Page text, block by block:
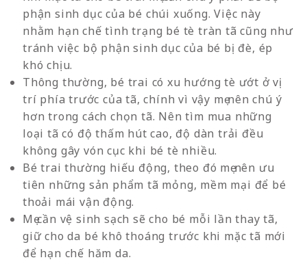
phận sinh dục của bé chúi xuống. Việc này
nhằm hạn chế tình trạng bé tè tràn tã cũng như
tránh việc bộ phận sinh dục của bé bị đè, ép
khó chịu.
Thông thường, bé trai có xu hướng tè ướt ở vị
trí phía trước của tã, chính vì vậy mẹ nên chú ý
hơn trong cách chọn tã. Nên tìm mua những
loại tã có độ thấm hút cao, độ dàn trải đều
không gây vón cục khi bé tè nhiều.
Bé trai thường hiếu động, theo đó mẹ nên ưu
tiên những sản phẩm tã mỏng, mềm mại để bé
thoải mái vận động.
Mẹ cần vệ sinh sạch sẽ cho bé mỗi lần thay tã,
giữ cho da bé khô thoáng trước khi mặc tã mới
để hạn chế hăm da.